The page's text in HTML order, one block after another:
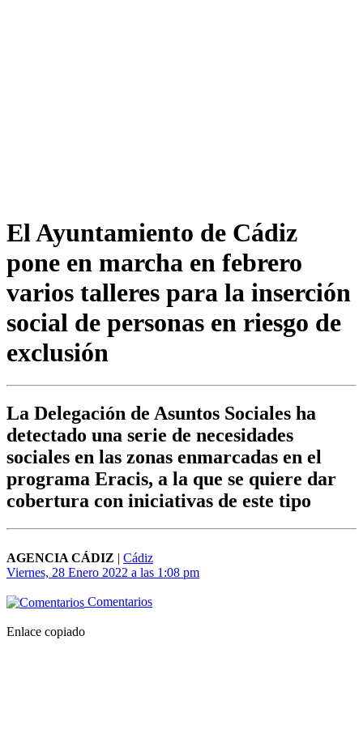
El Ayuntamiento de Cádiz
pone en marcha en febrero
varios talleres para la inserción
social de personas en riesgo de
exclusión
La Delegación de Asuntos Sociales ha
detectado una serie de necesidades
sociales en las zonas enmarcadas en el
programa Eracis, a la que se quiere dar
cobertura con iniciativas de este tipo
AGENCIA CÁDIZ | Cádiz
Viernes, 28 Enero 2022 a las 1:08 pm
Comentarios
Enlace copiado